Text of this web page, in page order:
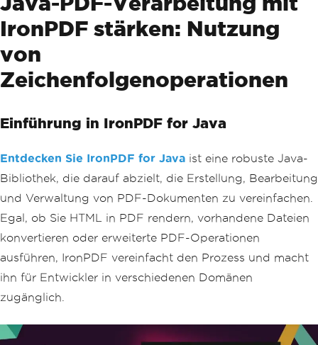
IronPDF stärken: Nutzung
von
Zeichenfolgenoperationen
Einführung in IronPDF for Java
Entdecken Sie IronPDF for Java ist eine robuste Java-
Bibliothek, die darauf abzielt, die Erstellung, Bearbeitung
und Verwaltung von PDF-Dokumenten zu vereinfachen.
Egal, ob Sie HTML in PDF rendern, vorhandene Dateien
konvertieren oder erweiterte PDF-Operationen
ausführen, IronPDF vereinfacht den Prozess und macht
ihn für Entwickler in verschiedenen Domänen
zugänglich.